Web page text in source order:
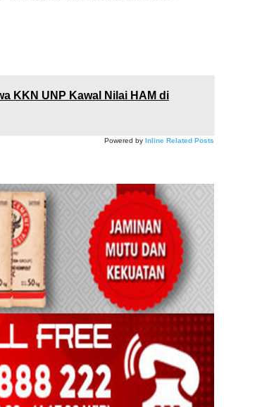
KKN UNP Kawal Nilai HAM di
Powered by Inline Related Posts